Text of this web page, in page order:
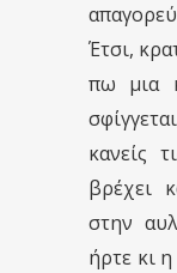
Έτσι,
πω μια
κανείς
βρέχει
στην
ήρτε κι